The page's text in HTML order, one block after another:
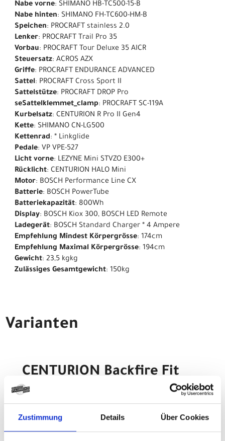
Zustimmung Details Über Cookies
Nabe vorne: SHIMANO HB-TC500-15-B
Nabe hinten: SHIMANO FH-TC600-HM-B
Speichen: PROCRAFT stainless 2.0
Lenker: PROCRAFT Trail Pro 35
Vorbau: PROCRAFT Tour Deluxe 35 AICR
Steuersatz: ACROS AZX
Griffe: PROCRAFT ENDURANCE ADVANCED
Sattel: PROCRAFT Cross Sport II
Sattelstütze: PROCRAFT DROP Pro
seSattelklemmet_clamp: PROCRAFT SC-119A
Kurbelsatz: CENTURION R Pro II Gen4
Kette: SHIMANO CN-LG500
Kettenrad: * Linkglide
Pedale: VP VPE-527
Licht vorne: LEZYNE Mini STVZO E300+
Rücklicht: CENTURION HALO Mini
Motor: BOSCH Performance Line CX
Batterie: BOSCH PowerTube
Batteriekapazität: 800Wh
Display: BOSCH Kiox 300, BOSCH LED Remote
Ladegerät: BOSCH Standard Charger * 4 Ampere
Empfehlung Mindest Körpergrösse: 174cm
Empfehlung Maximal Körpergrösse: 194cm
Gewicht: 23,5 kgkg
Zulässiges Gesamtgewicht: 150kg
Varianten
CENTURION Backfire Fit
R2000 XL 29" 52cm
Marinegrau satin
Modelljahr 2026